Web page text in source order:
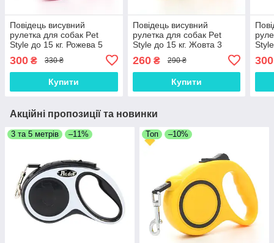
Повідець висувний
рулетка для собак Pet
Style до 15 кг. Рожева 5
300 ₴ 330 ₴
Купити
Повідець висувний
рулетка для собак Pet
Style до 15 кг. Жовта 3
260₴ 290 ₴
Купити
300
Акційні пропозиції та новинки
3 та 5 метрів –11% Топ –10%